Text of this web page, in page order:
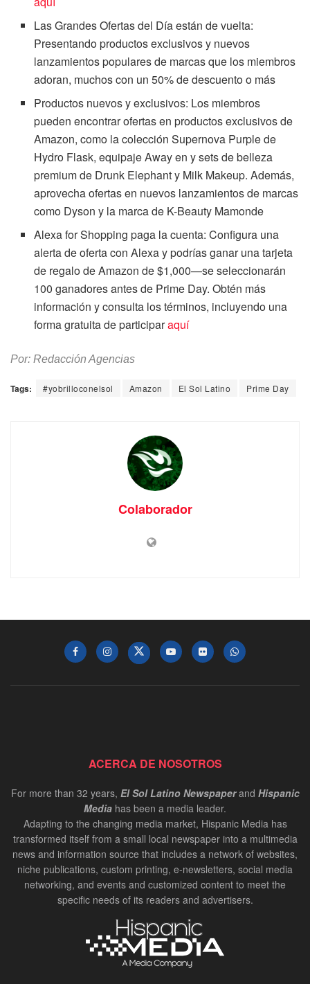
Las Grandes Ofertas del Día están de vuelta:
Presentando productos exclusivos y nuevos
lanzamientos populares de marcas que los miembros
adoran, muchos con un 50% de descuento o más
Productos nuevos y exclusivos: Los miembros
pueden encontrar ofertas en productos exclusivos de
Amazon, como la colección Supernova Purple de
Hydro Flask, equipaje Away en y sets de belleza
premium de Drunk Elephant y Milk Makeup. Además,
aprovecha ofertas en nuevos lanzamientos de marcas
como Dyson y la marca de K-Beauty Mamonde
Alexa for Shopping paga la cuenta: Configura una
alerta de oferta con Alexa y podrías ganar una tarjeta
de regalo de Amazon de $1,000—se seleccionarán
100 ganadores antes de Prime Day. Obtén más
información y consulta los términos, incluyendo una
forma gratuita de participaraquí
Por: Redacción Agencias
Tags: #yobrilloconelsol Amazon El Sol Latino Prime Day
Colaborador
ACERCA DE NOSOTROS
For more than 32 years, El Sol Latino Newspaperand Hispanic
Media has been a media leader.
Adapting to the changing media market, Hispanic Media has
transformed itself from a small local newspaper into a multimedia
news and information source that includes a network of websites,
niche publications, custom printing, e-newsletters, social media
networking, and events and customized content to meet the
specific needs of its readers and advertisers.